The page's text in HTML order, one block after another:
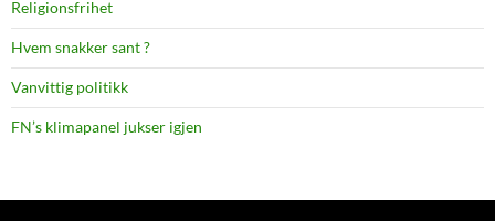
Religionsfrihet
Hvem snakker sant ?
Vanvittig politikk
FN’s klimapanel jukser igjen